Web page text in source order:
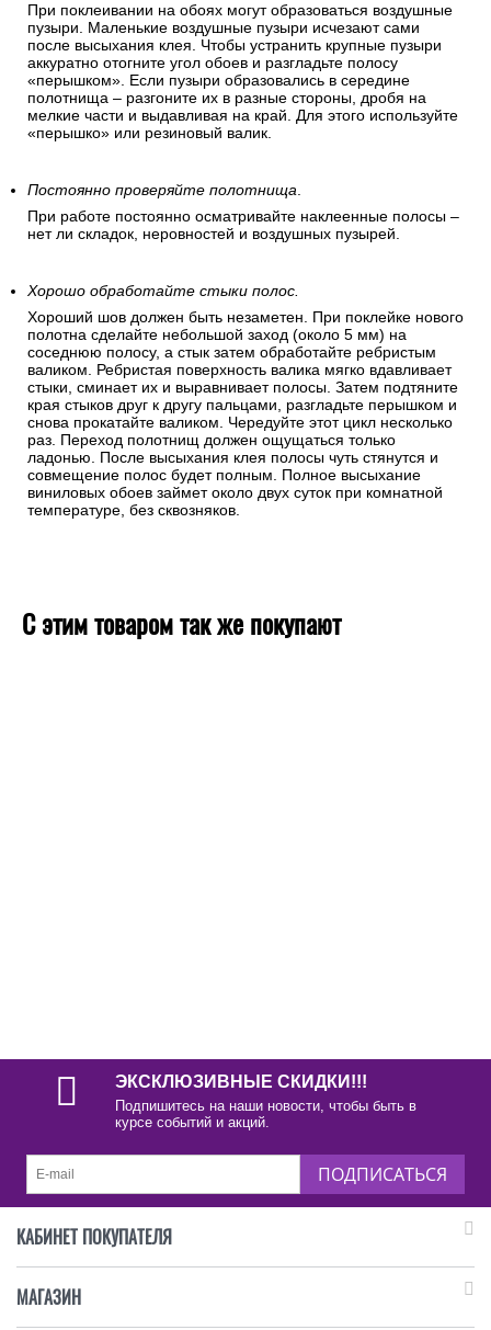
При поклеивании на обоях могут образоваться воздушные
пузыри. Маленькие воздушные пузыри исчезают сами
после высыхания клея. Чтобы устранить крупные пузыри
аккуратно отогните угол обоев и разгладьте полосу
«перышком». Если пузыри образовались в середине
полотнища – разгоните их в разные стороны, дробя на
мелкие части и выдавливая на край. Для этого используйте
«перышко» или резиновый валик.
Постоянно проверяйте полотнища.
При работе постоянно осматривайте наклеенные полосы –
нет ли складок, неровностей и воздушных пузырей.
Хорошо обработайте стыки полос.
Хороший шов должен быть незаметен. При поклейке нового
полотна сделайте небольшой заход (около 5 мм) на
соседнюю полосу, а стык затем обработайте ребристым
валиком. Ребристая поверхность валика мягко вдавливает
стыки, сминает их и выравнивает полосы. Затем подтяните
края стыков друг к другу пальцами, разгладьте перышком и
снова прокатайте валиком. Чередуйте этот цикл несколько
раз. Переход полотнищ должен ощущаться только
ладонью. После высыхания клея полосы чуть стянутся и
совмещение полос будет полным. Полное высыхание
виниловых обоев займет около двух суток при комнатной
температуре, без сквозняков.
С этим товаром так же покупают
ЭКСКЛЮЗИВНЫЕ СКИДКИ!!!
Подпишитесь на наши новости, чтобы быть в
курсе событий и акций.
ПОДПИСАТЬСЯ
КАБИНЕТ ПОКУПАТЕЛЯ
МАГАЗИН